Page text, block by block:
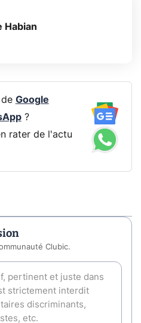
Habian
Google
?
rater de l'actu
Clubic.